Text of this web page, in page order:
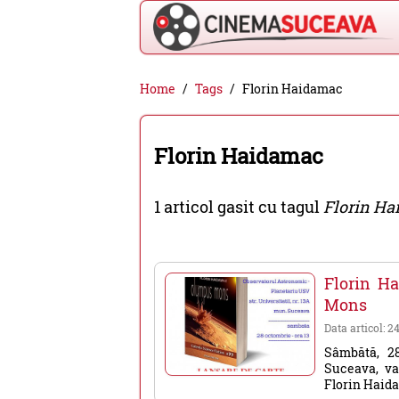
Cinema
Suceava
-
filme
cinema,
evenimente
Suceava
Home Tags Florin Haidamac
Florin Haidamac
1 articol gasit cu tagulFlorin
Florin
Mons
Data articol:
Sâmbătă,
Suceava,
Florin